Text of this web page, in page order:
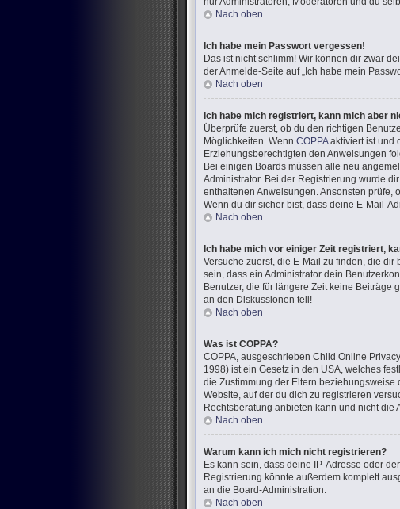
Nach oben
Ich habe mein Passwort vergessen!
Das ist nicht schlimm! Wir können dir zwar
der Anmelde-Seite auf „Ich habe mein
Nach oben
Ich habe mich registriert, kann mich aber
Überprüfe zuerst, ob du den richtigen
Möglichkeiten. Wenn COPPAaktiviert ist und
Erziehungsberechtigten den Anweisungen
Bei einigen Boards müssen alle neu
Administrator. Bei der Registrierung wurde
enthaltenen Anweisungen. Ansonsten prüfe,
Wenn du dir sicher bist, dass deine E-Mail-
Nach oben
Ich habe mich vor einiger Zeit registriert,
Versuche zuerst, die E-Mail zu finden, die
sein, dass ein Administrator dein
Benutzer, die für längere Zeit keine
an den Diskussionen teil!
Nach oben
Was ist COPPA?
COPPA, ausgeschrieben Child Online
1998) ist ein Gesetz in den USA, welches
die Zustimmung der Eltern
Website, auf der du dich zu registrieren
Rechtsberatung anbieten kann und nicht
Nach oben
Warum kann ich mich nicht registrieren?
Es kann sein, dass deine IP-Adresse oder
Registrierung könnte außerdem komplett
an die Board-Administration.
Nach oben